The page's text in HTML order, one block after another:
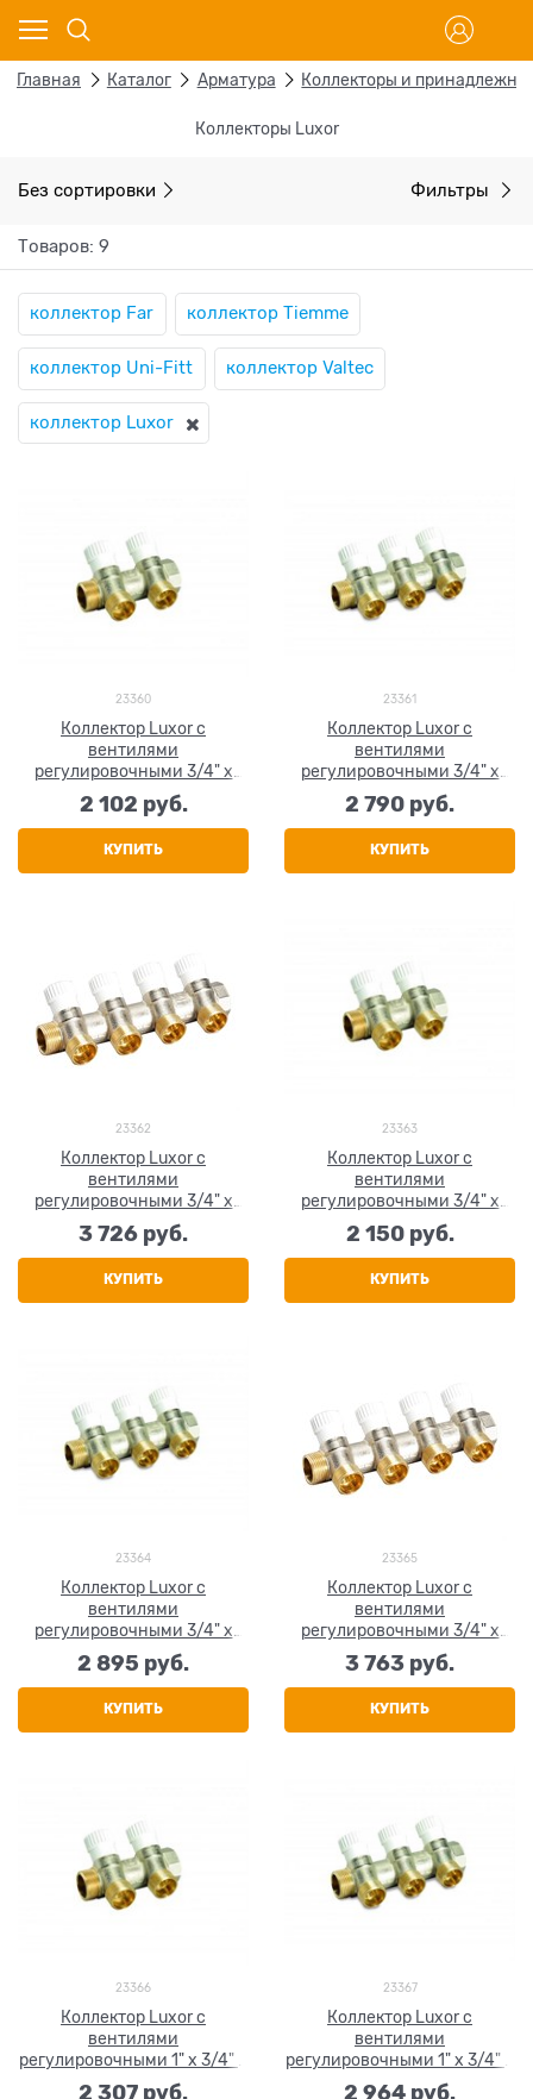
Главная Каталог Арматура Коллекторы и
Коллекторы Luxor
Без сортировки Фильтры
Товаров: 9
коллектор Far коллектор Tiemme
коллектор Uni-Fitt коллектор Valtec
коллектор Luxor
23360
Коллектор Luxor c
вентилями
регулировочными 3/4" x
1/2" x 2 выхода
2 102 руб.
КУПИТЬ
23361
Коллектор Luxor c
вентилями
регулировочными 3/4" x
1/2" x 3 выхода
2 790 руб.
КУПИТЬ
23362
Коллектор Luxor c
вентилями
регулировочными 3/4" x
1/2" x 4 выхода
3 726 руб.
КУПИТЬ
23363
Коллектор Luxor c
вентилями
регулировочными 3/4" x
3/4" x 2 выхода
2 150 руб.
КУПИТЬ
23364
Коллектор Luxor c
вентилями
регулировочными 3/4" x
3/4" x 3 выхода
2 895 руб.
КУПИТЬ
23365
Коллектор Luxor c
вентилями
регулировочными 3/4" x
3/4" x 4 выхода
3 763 руб.
КУПИТЬ
23366
Коллектор Luxor c
вентилями
регулировочными 1" x 3/4" x
2 выхода
2 307 руб.
23367
Коллектор Luxor c
вентилями
регулировочными 1" x 3/4" x
3 выхода
2 964 руб.